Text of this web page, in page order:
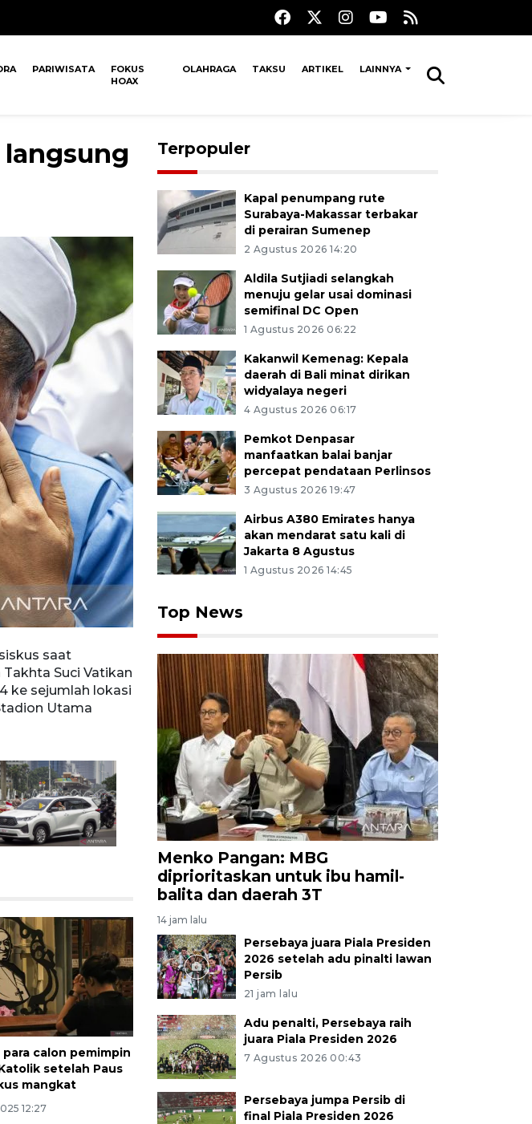
PARIWISATA
FOKUS
HOAX
OLAHRAGA TAKSU ARTIKEL LAINNYA
saat
Suci Vatikan
ke sejumlah lokasi
Utama
Sejumlah warga menangis ketika menyambut kedatangan
melintasi kawasan Bundaran HI, Jakarta, Selasa (3/9/2024).
tersebut dijadwalkan melakukan kunjungan pada 4-5
di Jakarta, seperti Istana Negara, Gereja Katedral, Masjid
Gelora Bung Karno (SUGBK). ANTARA FOTO/Dhemas
calon pemimpin
setelah Paus
mangkat
12:27
Terpopuler
Kapal penumpang rute
Surabaya-Makassar terbakar
di perairan Sumenep
2 Agustus 2026 14:20
Aldila Sutjiadi selangkah
menuju gelar usai dominasi
semifinal DC Open
1 Agustus 2026 06:22
Kakanwil Kemenag: Kepala
daerah di Bali minat dirikan
widyalaya negeri
4 Agustus 2026 06:17
Pemkot Denpasar
manfaatkan balai banjar
percepat pendataan Perlinsos
3 Agustus 2026 19:47
Airbus A380 Emirates hanya
akan mendarat satu kali di
Jakarta 8 Agustus
1 Agustus 2026 14:45
Top News
Menko Pangan: MBG
diprioritaskan untuk ibu hamil-
balita dan daerah 3T
14 jam lalu
Persebaya juara Piala Presiden
2026 setelah adu pinalti lawan
Persib
21 jam lalu
Adu penalti, Persebaya raih
juara Piala Presiden 2026
7 Agustus 2026 00:43
Persebaya jumpa Persib di
final Piala Presiden 2026